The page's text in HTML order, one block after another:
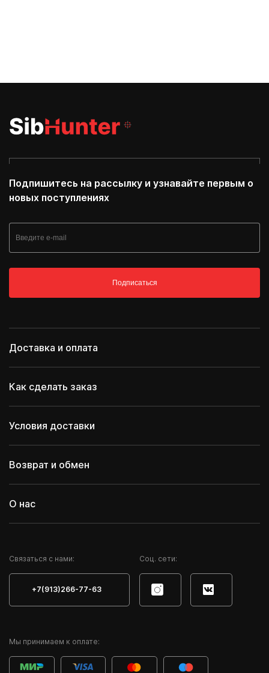
Подпишитесь на рассылку и узнавайте первым о
новых поступлениях
Подписаться
Доставка и оплата
Как сделать заказ
Условия доставки
Возврат и обмен
О нас
Мы принимаем к оплате:
Cвязаться с нами:
+7(913)266-77-63
Соц. сети: